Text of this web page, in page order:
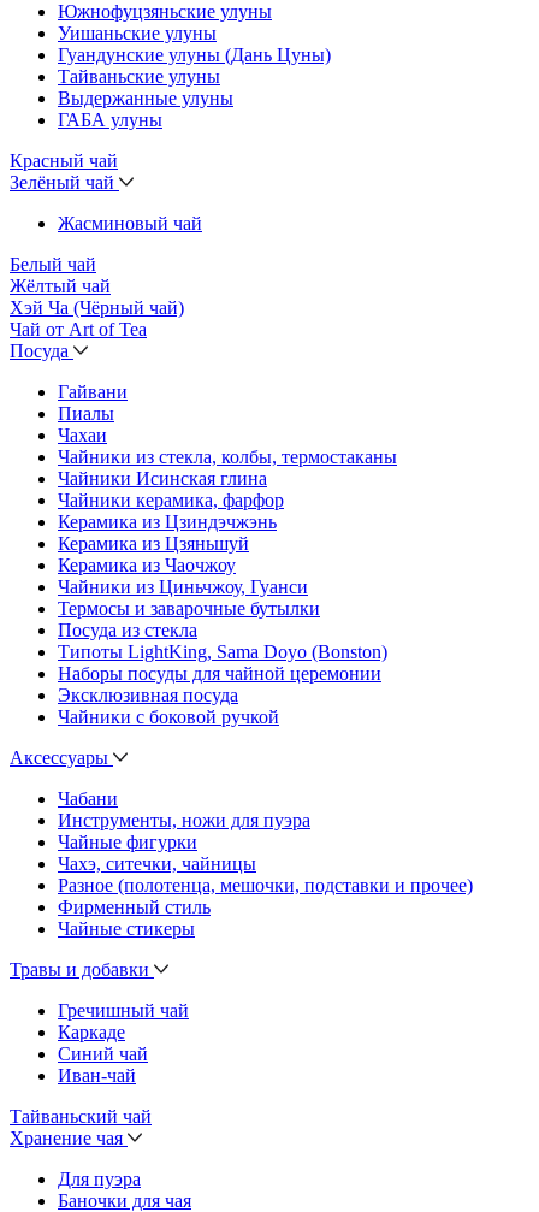
Южнофуцзяньские улуны
Уишаньские улуны
Гуандунские улуны (Дань Цуны)
Тайваньские улуны
Выдержанные улуны
ГАБА улуны
Красный чай
Зелёный чай
Жасминовый чай
Белый чай
Жёлтый чай
Хэй Ча (Чёрный чай)
Чай от Art of Tea
Посуда
Гайвани
Пиалы
Чахаи
Чайники из стекла, колбы, термостаканы
Чайники Исинская глина
Чайники керамика, фарфор
Керамика из Цзиндэчжэнь
Керамика из Цзяньшуй
Керамика из Чаочжоу
Чайники из Циньчжоу, Гуанси
Термосы и заварочные бутылки
Посуда из стекла
Типоты LightKing, Sama Doyo (Bonston)
Наборы посуды для чайной церемонии
Эксклюзивная посуда
Чайники с боковой ручкой
Аксессуары
Чабани
Инструменты, ножи для пуэра
Чайные фигурки
Чахэ, ситечки, чайницы
Разное (полотенца, мешочки, подставки и прочее)
Фирменный стиль
Чайные стикеры
Травы и добавки
Гречишный чай
Каркаде
Синий чай
Иван-чай
Тайваньский чай
Хранение чая
Для пуэра
Баночки для чая